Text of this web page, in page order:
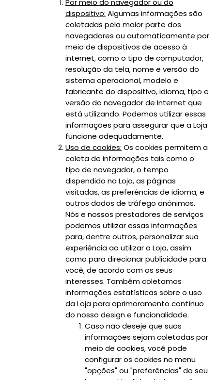
Por meio do navegador ou do
dispositivo: Algumas informações são
coletadas pela maior parte dos
navegadores ou automaticamente por
meio de dispositivos de acesso à
internet, como o tipo de computador,
resolução da tela, nome e versão do
sistema operacional, modelo e
fabricante do dispositivo, idioma, tipo e
versão do navegador de Internet que
está utilizando. Podemos utilizar essas
informações para assegurar que a Loja
funcione adequadamente.
Uso de cookies: Os cookies permitem a
coleta de informações tais como o
tipo de navegador, o tempo
dispendido na Loja, as páginas
visitadas, as preferências de idioma, e
outros dados de tráfego anônimos.
Nós e nossos prestadores de serviços
podemos utilizar essas informações
para, dentre outros, personalizar sua
experiência ao utilizar a Loja, assim
como para direcionar publicidade para
você, de acordo com os seus
interesses. Também coletamos
informações estatísticas sobre o uso
da Loja para aprimoramento contínuo
do nosso design e funcionalidade.
Caso não deseje que suas
informações sejam coletadas por
meio de cookies, você pode
configurar os cookies no menu
"opções" ou "preferências" do seu